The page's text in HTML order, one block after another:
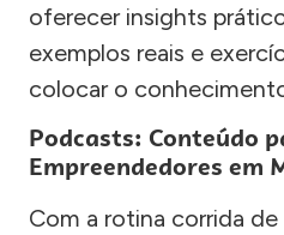
oferecer insights
exemplos reais e
colocar o
Podcasts: Conteúdo
Empreendedores em
Com a rotina corrida